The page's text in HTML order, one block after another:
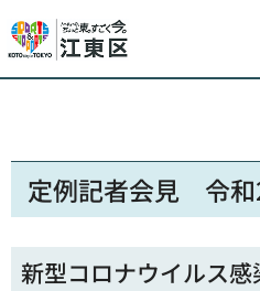
定例記者会見 令和
新型コロナウイルス